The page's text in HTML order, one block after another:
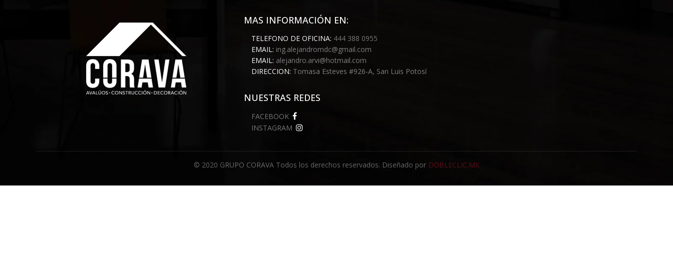
MAS INFORMACIÓN EN:
TELEFONO DE OFICINA: 444 388 0955
EMAIL: ing.alejandromdc@gmail.com
EMAIL: alejandro.arvi@hotmail.com
DIRECCION: Tomasa Esteves #926-A, San Luis Potosí
NUESTRAS REDES
FACEBOOK
INSTAGRAM
© 2020 GRUPO CORAVA Todos los derechos reservados. Diseñado por DOBLECLIC.MX